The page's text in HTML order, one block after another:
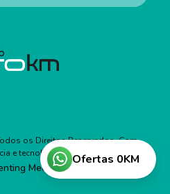
Ofertas 0KM
os Direitos Reservados. Com
e tecnologia:
Media Business